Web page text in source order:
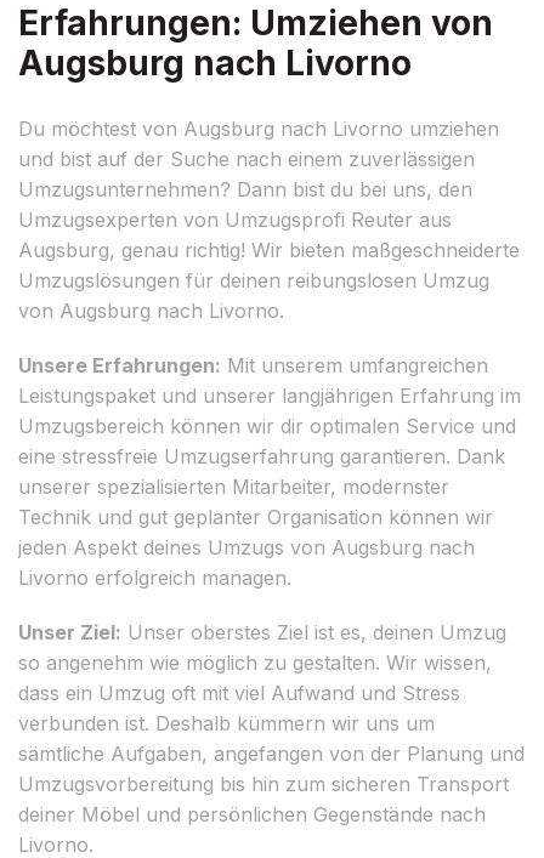
Erfahrungen: Umziehen von
Augsburg nach Livorno
Du möchtest von Augsburg nach Livorno umziehen
und bist auf der Suche nach einem zuverlässigen
Umzugsunternehmen? Dann bist du bei uns, den
Umzugsexperten von Umzugsprofi Reuter aus
Augsburg, genau richtig! Wir bieten maßgeschneiderte
Umzugslösungen für deinen reibungslosen Umzug
von Augsburg nach Livorno.
Unsere Erfahrungen: Mit unserem umfangreichen
Leistungspaket und unserer langjährigen Erfahrung im
Umzugsbereich können wir dir optimalen Service und
eine stressfreie Umzugserfahrung garantieren. Dank
unserer spezialisierten Mitarbeiter, modernster
Technik und gut geplanter Organisation können wir
jeden Aspekt deines Umzugs von Augsburg nach
Livorno erfolgreich managen.
Unser Ziel: Unser oberstes Ziel ist es, deinen Umzug
so angenehm wie möglich zu gestalten. Wir wissen,
dass ein Umzug oft mit viel Aufwand und Stress
verbunden ist. Deshalb kümmern wir uns um
sämtliche Aufgaben, angefangen von der Planung und
Umzugsvorbereitung bis hin zum sicheren Transport
deiner Möbel und persönlichen Gegenstände nach
Livorno.